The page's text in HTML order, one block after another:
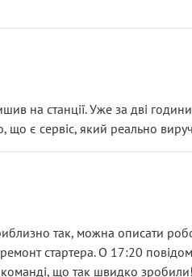
рідини потрібно міняти разом
Раніше міняв у вас стартер,
і попросили не
вже не здаються
саме її цей сервіс серйозно
“подивились і поїхав”
сервіс працює не на якість,
на станції. Уже за дві
є сервіс, який реально
так, можна описати
стартера. О 17:20
що так швидко